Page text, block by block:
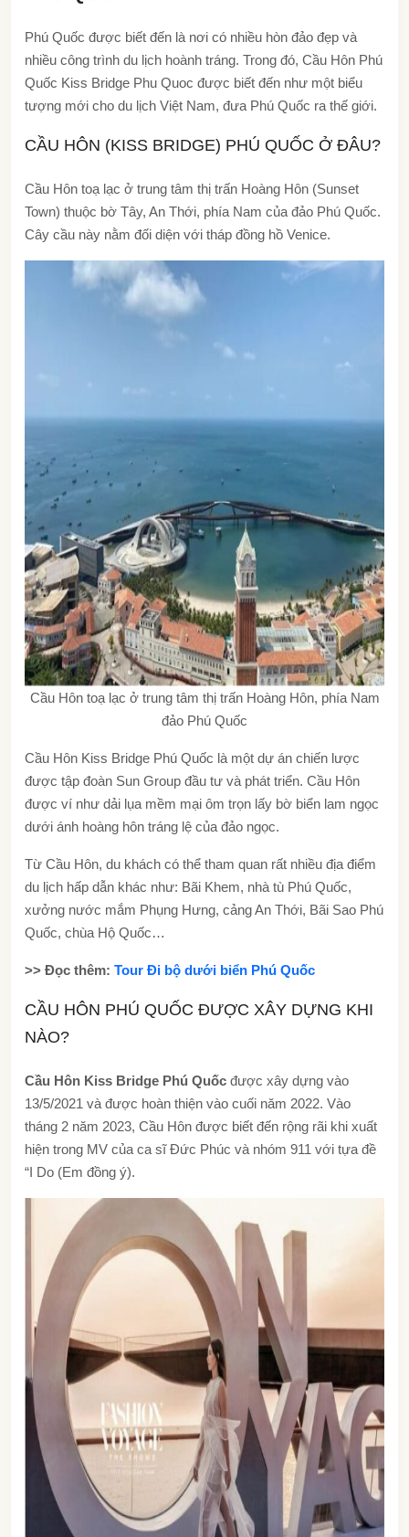
Phú Quốc được biết đến là nơi có nhiều hòn đảo đẹp và
nhiều công trình du lịch hoành tráng. Trong đó, Cầu Hôn Phú
Quốc Kiss Bridge Phu Quoc được biết đến như một biểu
tượng mới cho du lịch Việt Nam, đưa Phú Quốc ra thế giới.
CẦU HÔN (KISS BRIDGE) PHÚ QUỐC Ở ĐÂU?
Cầu Hôn toạ lạc ở trung tâm thị trấn Hoàng Hôn (Sunset
Town) thuộc bờ Tây, An Thới, phía Nam của đảo Phú Quốc.
Cây cầu này nằm đối diện với tháp đồng hồ Venice.
Cầu Hôn toạ lạc ở trung tâm thị trấn Hoàng Hôn, phía Nam
đảo Phú Quốc
Cầu Hôn Kiss Bridge Phú Quốc là một dự án chiến lược
được tập đoàn Sun Group đầu tư và phát triển. Cầu Hôn
được ví như dải lụa mềm mại ôm trọn lấy bờ biển lam ngọc
dưới ánh hoàng hôn tráng lệ của đảo ngọc.
Từ Cầu Hôn, du khách có thể tham quan rất nhiều địa điểm
du lịch hấp dẫn khác như: Bãi Khem, nhà tù Phú Quốc,
xưởng nước mắm Phụng Hưng, cảng An Thới, Bãi Sao Phú
Quốc, chùa Hộ Quốc…
>> Đọc thêm: Tour Đi bộ dưới biển Phú Quốc
CẦU HÔN PHÚ QUỐC ĐƯỢC XÂY DỰNG KHI
NÀO?
Cầu Hôn Kiss Bridge Phú Quốc được xây dựng vào
13/5/2021 và được hoàn thiện vào cuối năm 2022. Vào
tháng 2 năm 2023, Cầu Hôn được biết đến rộng rãi khi xuất
hiện trong MV của ca sĩ Đức Phúc và nhóm 911 với tựa đề
“I Do (Em đồng ý).